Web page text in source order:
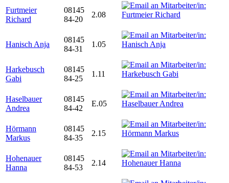
Furtmeier
Richard
08145
84-20
2.08
Hanisch Anja
08145
84-31
1.05
Harkebusch
Gabi
08145
84-25
1.11
Haselbauer
Andrea
08145
84-42
E.05
Hörmann
Markus
08145
84-35
2.15
Hohenauer
Hanna
08145
84-53
2.14